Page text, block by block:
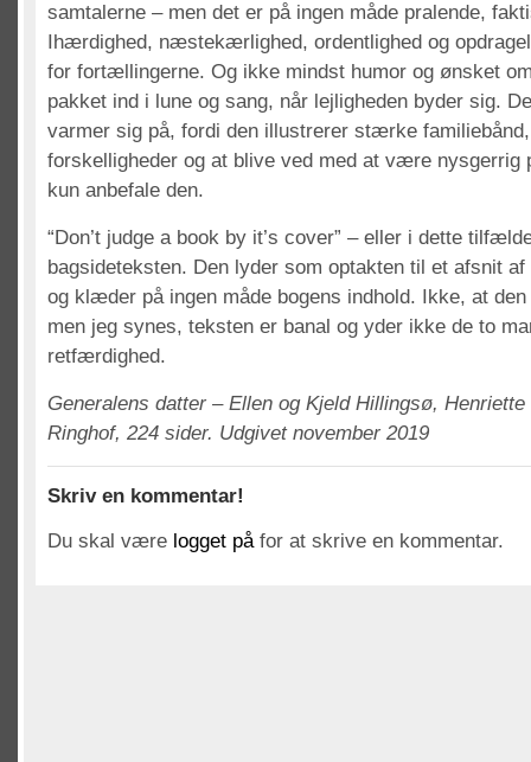
samtalerne – men det er på ingen måde pralende,
Ihærdighed, næstekærlighed, ordentlighed og
for fortællingerne. Og ikke mindst humor og ønsket
pakket ind i lune og sang, når lejligheden byder sig.
varmer sig på, fordi den illustrerer stærke
forskelligheder og at blive ved med at være nysgerrig
kun anbefale den.
“Don’t judge a book by it’s cover” – eller i dette
bagsideteksten. Den lyder som optakten til et afsnit af
og klæder på ingen måde bogens indhold. Ikke, at
men jeg synes, teksten er banal og yder ikke de to
retfærdighed.
Generalens datter – Ellen og Kjeld Hillingsø,
Ringhof, 224 sider. Udgivet november 2019
Skriv en kommentar!
Du skal være logget påfor at skrive en kommentar.